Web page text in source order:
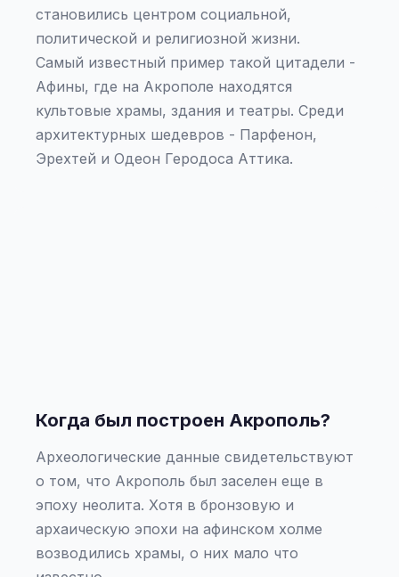
становились центром социальной,
политической и религиозной жизни.
Самый известный пример такой цитадели -
Афины, где на Акрополе находятся
культовые храмы, здания и театры. Среди
архитектурных шедевров - Парфенон,
Эрехтей и Одеон Геродоса Аттика.
Когда был построен Акрополь?
Археологические данные свидетельствуют
о том, что Акрополь был заселен еще в
эпоху неолита. Хотя в бронзовую и
архаическую эпохи на афинском холме
возводились храмы, о них мало что